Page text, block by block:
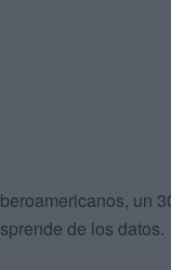
un
de los datos.